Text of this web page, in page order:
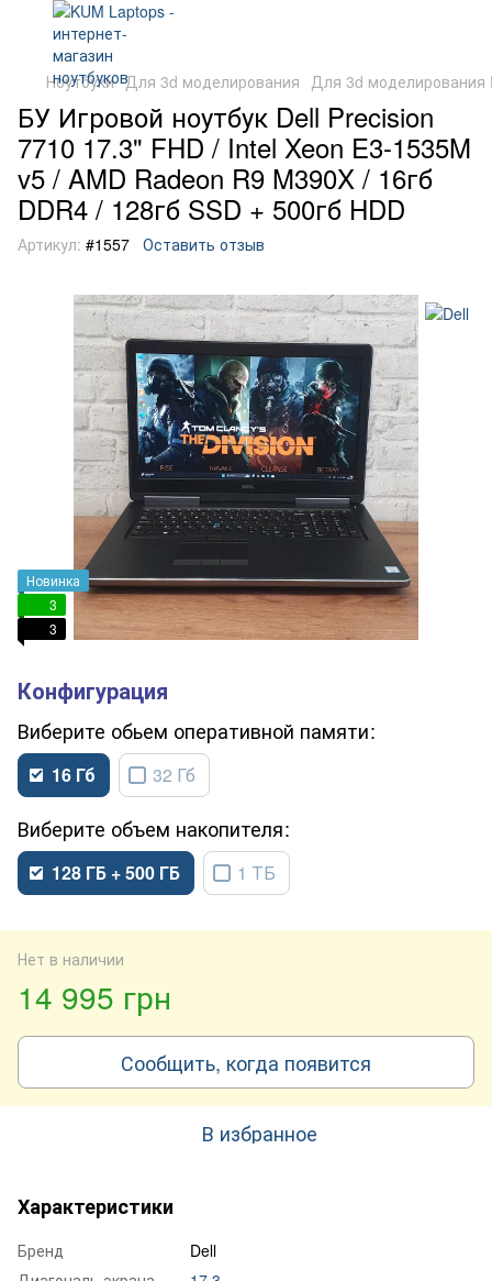
Ноутбуки Для 3d моделирования Для 3d моделирования
БУ Игровой ноутбук Dell Precision
7710 17.3" FHD / Intel Xeon E3-1535M
v5 / AMD Radeon R9 M390X / 16гб
DDR4 / 128гб SSD + 500гб HDD
Артикул: #1557 Оставить отзыв
Новинка
3
3
обьем оперативной памяти
16 Гб 32 Гб
объем накопителя
128 ГБ + 500 ГБ 1 ТБ
Нет в наличии
14 995 грн
Сообщить, когда появится
В избранное
Характеристики
Бренд
Dell